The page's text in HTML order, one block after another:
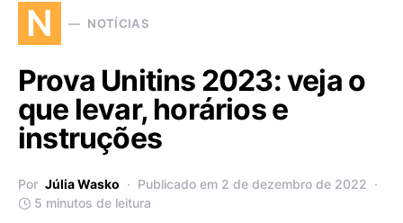
N NOTÍCIAS
Prova Unitins 2023: veja o
que levar, horários e
instruções
Por Júlia Wasko
Publicado em 2 de dezembro de 2022
5 minutos de leitura